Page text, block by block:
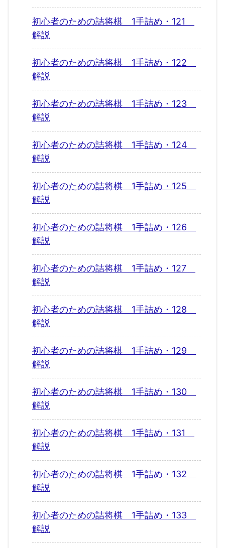
初心者のための詰将棋 1手詰め・121
解説
初心者のための詰将棋 1手詰め・122
解説
初心者のための詰将棋 1手詰め・123
解説
初心者のための詰将棋 1手詰め・124
解説
初心者のための詰将棋 1手詰め・125
解説
初心者のための詰将棋 1手詰め・126
解説
初心者のための詰将棋 1手詰め・127
解説
初心者のための詰将棋 1手詰め・128
解説
初心者のための詰将棋 1手詰め・129
解説
初心者のための詰将棋 1手詰め・130
解説
初心者のための詰将棋 1手詰め・131
解説
初心者のための詰将棋 1手詰め・132
解説
初心者のための詰将棋 1手詰め・133
解説